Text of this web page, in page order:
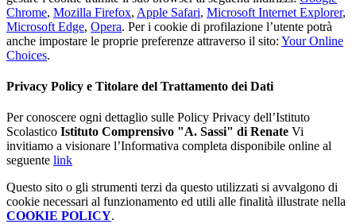
Chrome, Mozilla Firefox, Apple Safari, Microsoft Internet Explorer,
Microsoft Edge, Opera. Per i cookie di profilazione l’utente potrà
anche impostare le proprie preferenze attraverso il sito: Your Online
Choices.
Privacy Policy e Titolare del Trattamento dei Dati
Per conoscere ogni dettaglio sulle Policy Privacy dell’Istituto
Scolastico Istituto Comprensivo "A. Sassi" di Renate Vi
invitiamo a visionare l’Informativa completa disponibile online al
seguente link
Questo sito o gli strumenti terzi da questo utilizzati si avvalgono di
cookie necessari al funzionamento ed utili alle finalità illustrate nella
COOKIE POLICY.